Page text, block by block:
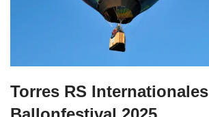
Torres RS Internationales